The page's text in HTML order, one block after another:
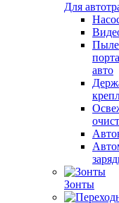
Для
авто
Зонты